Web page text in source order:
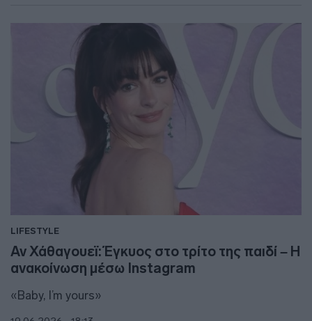
LIFESTYLE
Αν Χάθαγουεϊ: Έγκυος στο τρίτο της παιδί – Η
ανακοίνωση μέσω Instagram
«Baby, I’m yours»